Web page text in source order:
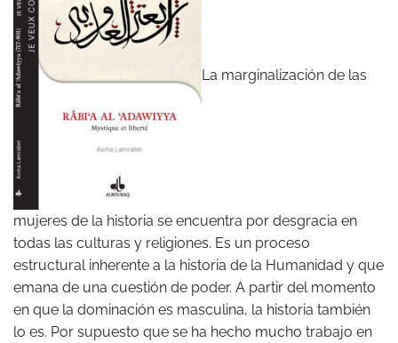
La marginalización de las
mujeres de la historia se encuentra por desgracia en
todas las culturas y religiones. Es un proceso
estructural inherente a la historia de la Humanidad y que
emana de una cuestión de poder. A partir del momento
en que la dominación es masculina, la historia también
lo es. Por supuesto que se ha hecho mucho trabajo en